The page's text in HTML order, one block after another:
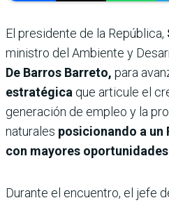
El presidente de la República,
ministro del Ambiente y
De Barros Barreto, para
estratégica que articule el
generación de empleo y la
naturales posicionando a un
con mayores
Durante el encuentro, el jefe